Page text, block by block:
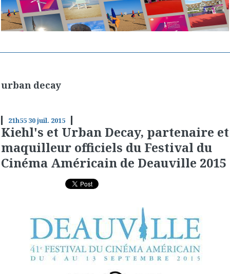
urban decay
21h55 30juil. 2015
Kiehl's et Urban Decay, partenaire et
maquilleur officiels du Festival du
Cinéma Américain de Deauville 2015